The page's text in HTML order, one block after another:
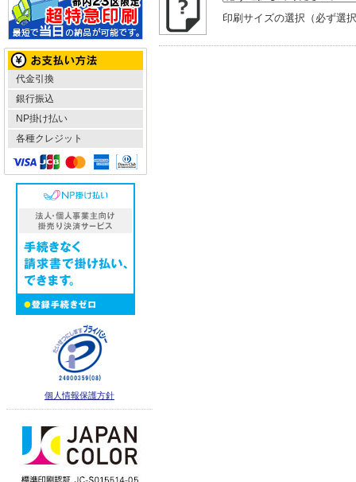
代金引換
銀行振込
NP掛け払い
各種クレジット
個人情報保護方針
印刷サイズの選択（必ず選